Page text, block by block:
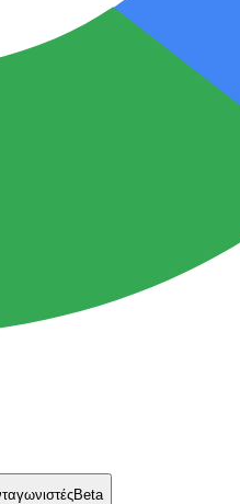
Beta